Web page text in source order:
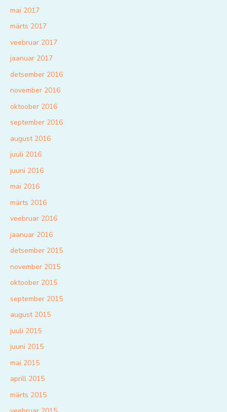
mai 2017
märts 2017
veebruar 2017
jaanuar 2017
detsember 2016
november 2016
oktoober 2016
september 2016
august 2016
juuli 2016
juuni 2016
mai 2016
märts 2016
veebruar 2016
jaanuar 2016
detsember 2015
november 2015
oktoober 2015
september 2015
august 2015
juuli 2015
juuni 2015
mai 2015
aprill 2015
märts 2015